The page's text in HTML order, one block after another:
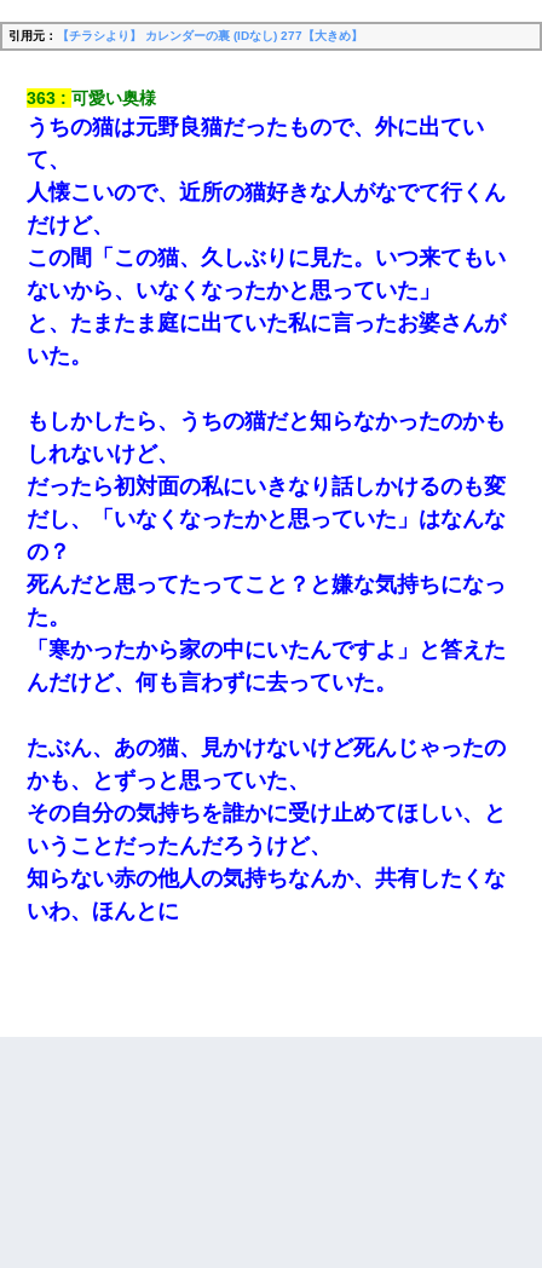
引用元： 【チラシより】 カレンダーの裏 (IDなし) 277【大きめ】
363 可愛い奥様
うちの猫は元野良猫だったもので、外に出てい
て、
人懐こいので、近所の猫好きな人がなでて行くん
だけど、
この間「この猫、久しぶりに見た。いつ来てもい
ないから、いなくなったかと思っていた」
と、たまたま庭に出ていた私に言ったお婆さんが
いた。
もしかしたら、うちの猫だと知らなかったのかも
しれないけど、
だったら初対面の私にいきなり話しかけるのも変
だし、「いなくなったかと思っていた」はなんな
の？
死んだと思ってたってこと？と嫌な気持ちになっ
た。
「寒かったから家の中にいたんですよ」と答えた
んだけど、何も言わずに去っていた。
たぶん、あの猫、見かけないけど死んじゃったの
かも、とずっと思っていた、
その自分の気持ちを誰かに受け止めてほしい、と
いうことだったんだろうけど、
知らない赤の他人の気持ちなんか、共有したくな
いわ、ほんとに